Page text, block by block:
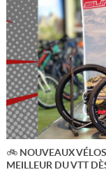
🚲 NOUVEAUX
MEILLEUR DU VTT